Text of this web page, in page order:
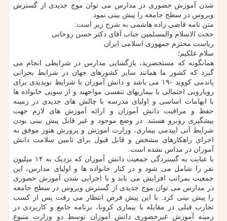
شدن آموزش حضوری در مدارس می توان موج جدیدی از گسترش
ویروس در سطح جامعه را پیش بینی نمود.
متن نامه قاضی زاده هاشمی به شرح زیر است:
حجت الاسلام والمسلمین جناب آقای دکتر حسن روحانی
ریاست محترم جمهوری اسلامی ایران
سلام علکیم؛
همانگونه که مستحضرید، بازگشایی مدارس در شرایطی انجام می
گیرد که کشور ما همانند سایر کشورهای جهان در شرایط بحرانی
پاندمی کووید -۱۹ می باشد و دانش آموزان با شرایط نوپدیدی برای
رویارویی احتمالی با بیماریهای تنفسی مواجهند و از سویی خانواده ها
با ابهامات اساسی و اولیای مدرسه با چالش های جدیدی در زمینه
حفظ و مراقبت دانش آموزان و ارائه آموزش های لازم جهت
پیشگیری روبرو هستند. در وضع موجود و غیر قابل پیش بینی بودن
شرایط آتی اپیدمی بیماری، وزارت اموزش و پرورش هنوز موفق به
اجرای راهکارهای مشخص و قابل قبول برای تامین سلامت دانش
آموزان در مداس نشده است.
با عنایت به گستردگی جمعیت دانش آموزان که نزدیک به ۱۴ میلیون
نفر را شامل می شود و در کنار خانواده ها و اولیای مدارس، این
جمعیت بمراتب افزایش می یابد و با اجرایی شدن آموزش حضوری
در مدارس می توان موج جدیدی از گسترش ویروس در سطح جامعه
را پیش بینی کرد. با این پیش فرض انتظار می رفت پس از کسب
تجارب قبلی در مقابله با بیماری کرونا، برنامه جامع و کاربردی در
زمینه آموزش غیرحضوری دانش آموزان توسط دو وزارت متبوع